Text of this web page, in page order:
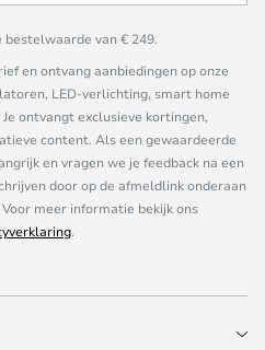
van € 249.
en ontvang aanbiedingen op onze
LED-verlichting, smart home
ontvangt exclusieve kortingen,
content. Als een gewaardeerde
en vragen we je feedback na een
door op de afmeldlink onderaan
meer informatie bekijk ons
.